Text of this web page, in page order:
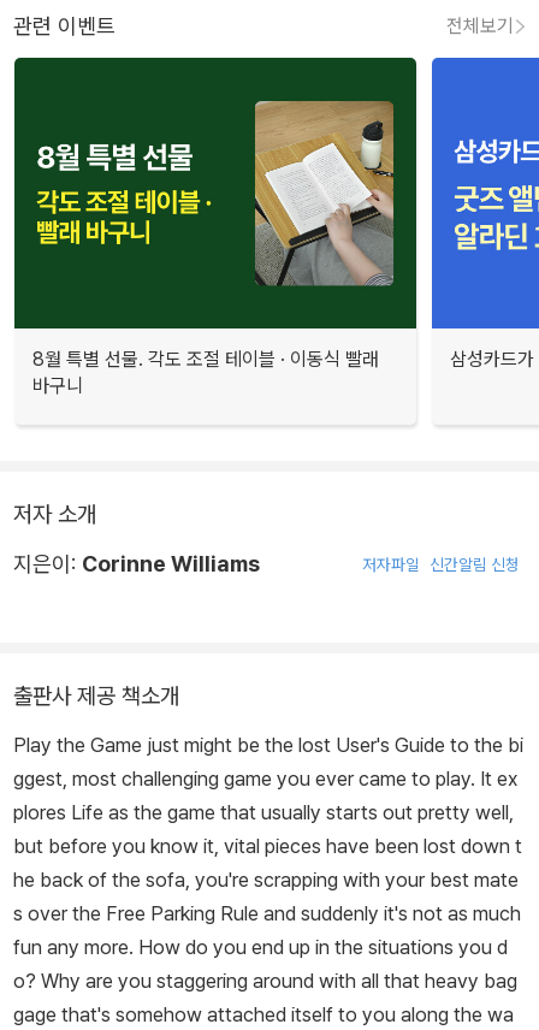
관련 이벤트 전체보기
8월 특별 선물. 각도 조절 테이블 · 이동식 빨래
바구니
삼성카드
저자 소개
지은이: Corinne Williams 저자파일 신간알림 신청
출판사 제공 책소개
Play the Game just might be the lost User's Guide to the bi
ggest, most challenging game you ever came to play. It ex
plores Life as the game that usually starts out pretty well,
but before you know it, vital pieces have been lost down t
he back of the sofa, you're scrapping with your best mate
s over the Free Parking Rule and suddenly it's not as much
fun any more. How do you end up in the situations you d
o? Why are you staggering around with all that heavy bag
gage that's somehow attached itself to you along the wa